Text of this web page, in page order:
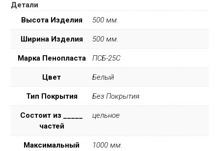
Детали
Высота Изделия
500 мм.
Ширина Изделия 500 мм.
Марка Пенопласта ПСБ-25С
Цвет Белый
Тип Покрытия Без Покрытия
Состоит из _____
частей
цельное
Максимальный
1000 мм.